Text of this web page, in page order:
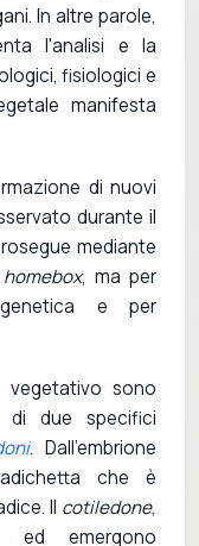
In altre parole,
l'analisi e la
fisiologici e
manifesta
di nuovi
durante il
mediante
homebox, ma per
e per
vegetativo sono
di due specifici
. Dall'embrione
che è
Il cotiledone,
emergono